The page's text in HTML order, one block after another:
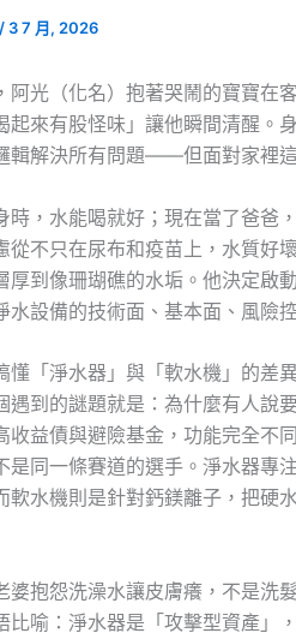
/ 3 7 月, 2026
阿光（化名）抱著哭鬧的寶寶在
起來有股怪味」讓他瞬間清醒。
輯解決所有問題——但面對家裡
時，水能喝就好；現在當了爸
從不只在尿布和疫苗上，水質好
厚到像珊瑚礁的水垢。他決定啟
水設備的技術面、基本面、風險
懂「淨水器」與「軟水機」的差異
遇到的謎題就是：為什麼有人說
收益債與避險基金，功能完全不
是同一條賽道的選手。淨水器專
軟水機則是針對鈣鎂離子，把硬
婆抱怨洗澡水讓皮膚癢，不是
比喻：淨水器是「攻擊型資產」